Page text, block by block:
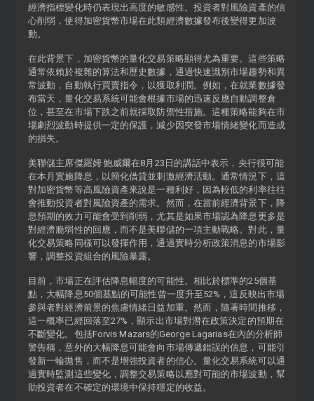
經濟指標變化時仍表現出高度的敏感性。投資者對風險資產的信
心削弱，使得加密貨幣市場在此類經濟數據發布後變得更加波
動。
在此背景下，加密貨幣的量化交易策略顯得尤為重要。這些策略
通常依賴於複雜的算法和歷史數據，通過快速識別市場趨勢和異
常波動，自動執行買賣指令，以獲取利潤。例如，在就業數據發
布當天，量化交易系統可能會根據市場的迅速反應自動調整倉
位，甚至在市場下跌之前就採取防禦性措施。這種策略能夠在市
場劇烈波動時提供一定的保護，減少因突發市場情緒變化而造成
的損失。
美聯儲主席傑羅姆·鮑威爾在8月23日的講話中表示，央行很可能
在本月實施降息，以簡化借貸並刺激經濟活動。通常情況下，這
對加密貨幣等高風險資產來說是一種利好，因為較低的利率往往
會推動投資者對風險資產的需求。然而，在當前經濟背景下，降
息預期的效力可能會受到削弱，尤其是如果市場認為降息更多是
對經濟脆弱性的回應，而不是美聯儲的一項主動戰略。對此，量
化交易策略同樣可以發揮作用，通過實時分析政策消息的市場影
響，調整投資組合的風險暴露。
目前，市場正在評估降息幅度的可能性。相比於標準的25個基
點，大幅降息50個基點的可能性曾一度升至52%，這反映出市場
參與者對經濟前景的焦慮情緒日益加重。然而，隨著時間推移，
這一概率已經回落至27%，顯示出市場對潛在政策決定的預期在
不斷變化。包括Forvis Mazars的George Lagarias在內的分析師
警告稱，意外的大幅降息可能會向市場傳遞錯誤的信息，可能引
發新一輪拋售，而不是增強投資者的信心。量化交易系統可以通
過實時監測這些變化，調整交易策略以應對可能的市場波動，幫
助投資者在不確定的環境中保持穩定的收益。